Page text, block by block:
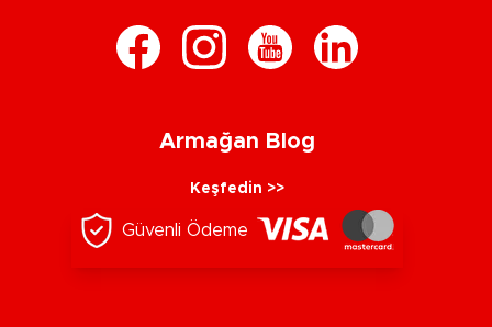
Armağan Blog
Keşfedin >>
Güvenli Ödeme